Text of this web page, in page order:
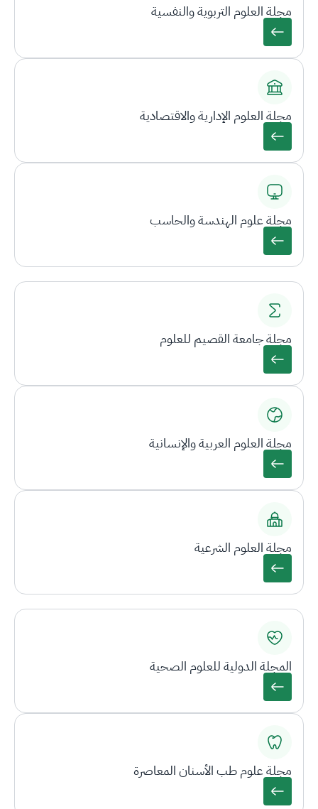
مجلة العلوم التربوية والنفسية
مجلة العلوم الإدارية والاقتصادية
مجلة علوم الهندسة والحاسب
مجلة جامعة القصيم للعلوم
مجلة العلوم العربية والإنسانية
مجلة العلوم الشرعية
المجلة الدولية للعلوم الصحية
مجلة علوم طب الأسنان المعاصرة